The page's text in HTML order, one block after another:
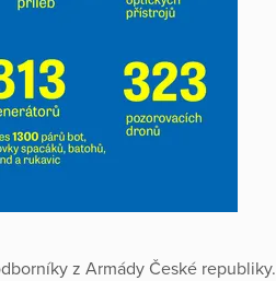
z Armády České republiky.